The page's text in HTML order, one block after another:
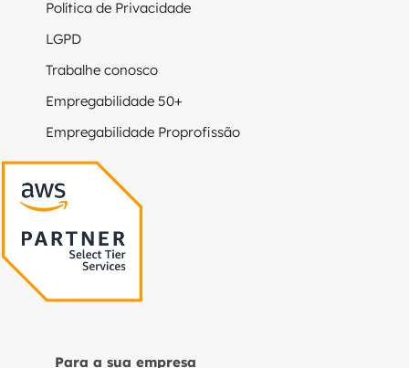
Política de Privacidade
LGPD
Trabalhe conosco
Empregabilidade 50+
Empregabilidade Proprofissão
Para a sua empresa